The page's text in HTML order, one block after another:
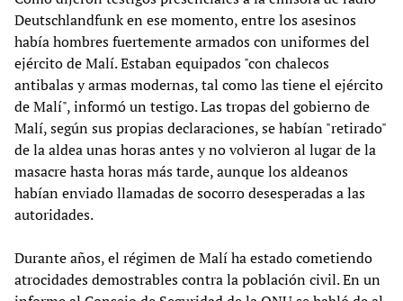
Deutschlandfunk en ese momento, entre los asesinos
había hombres fuertemente armados con uniformes del
ejército de Malí. Estaban equipados "con chalecos
antibalas y armas modernas, tal como las tiene el ejército
de Malí", informó un testigo. Las tropas del gobierno de
Malí, según sus propias declaraciones, se habían "retirado"
de la aldea unas horas antes y no volvieron al lugar de la
masacre hasta horas más tarde, aunque los aldeanos
habían enviado llamadas de socorro desesperadas a las
autoridades.
Durante años, el régimen de Malí ha estado cometiendo
atrocidades demostrables contra la población civil. En un